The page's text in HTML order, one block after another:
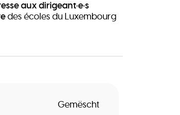
auxdirigeant·e·s
des écoles du Luxembourg
Gemëscht